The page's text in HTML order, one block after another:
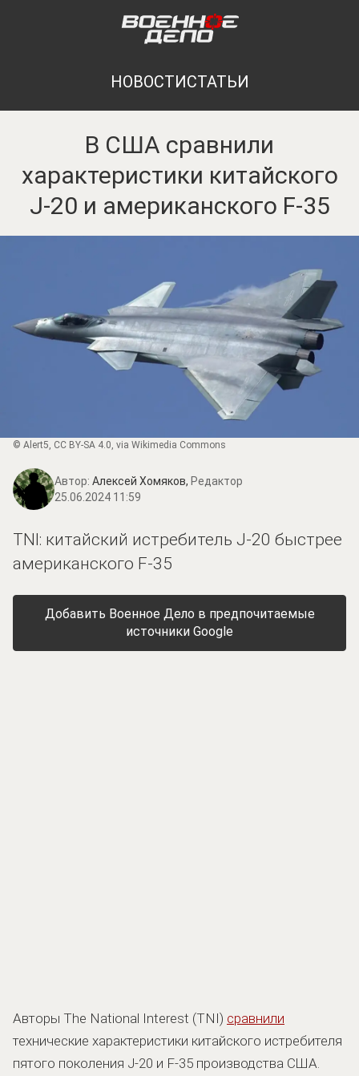
НОВОСТИСТАТЬИ
В США сравнили
характеристики китайского
J-20 и американского F-35
© Alert5, CC BY-SA 4.0, via Wikimedia Commons
Автор: Алексей Хомяков, Редактор
25.06.2024 11:59
TNI: китайский истребитель J-20 быстрее
американского F-35
Добавить Военное Дело в предпочитаемые
источники Google
Авторы The National Interest (TNI) сравнили
технические характеристики китайского истребителя
пятого поколения J-20 и F-35 производства США.